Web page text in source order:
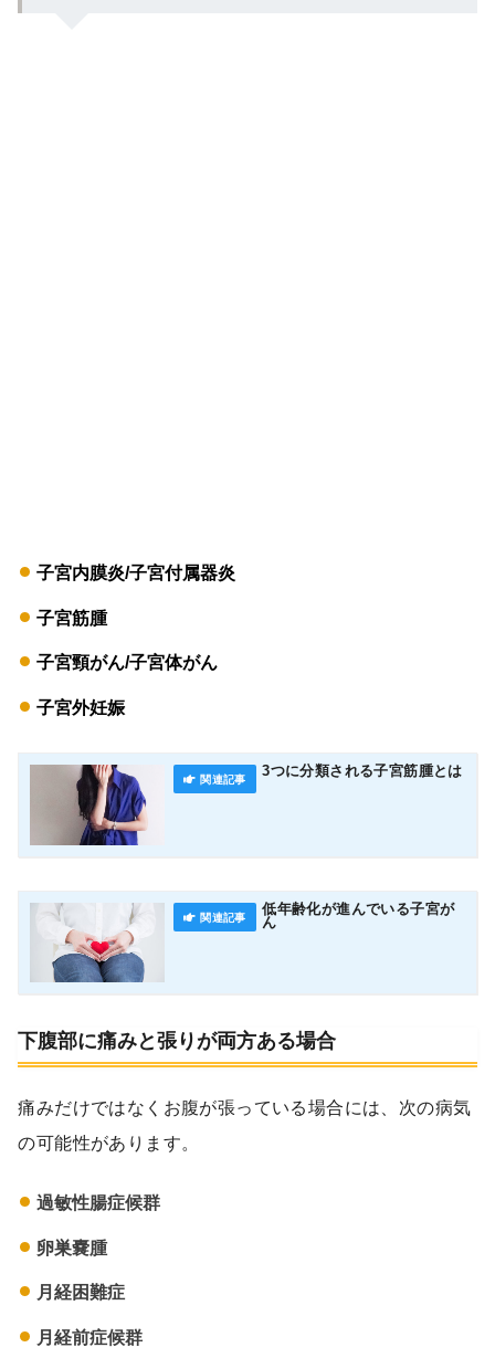
子宮内膜炎/子宮付属器炎
子宮筋腫
子宮頸がん/子宮体がん
子宮外妊娠
3つに分類される子宮筋腫とは
低年齢化が進んでいる子宮が
ん
下腹部に痛みと張りが両方ある場合
痛みだけではなくお腹が張っている場合には、次の病気
の可能性があります。
過敏性腸症候群
卵巣嚢腫
月経困難症
月経前症候群